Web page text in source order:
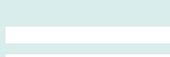
中高生が参加